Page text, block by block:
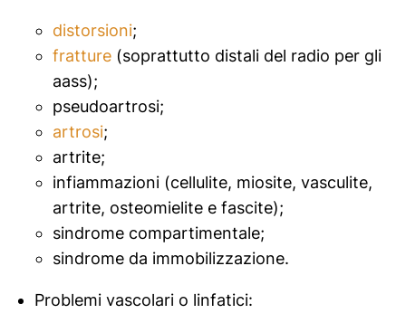
distorsioni;
fratture(soprattutto distali del radio per gli
aass);
pseudoartrosi;
artrosi;
artrite;
infiammazioni (cellulite, miosite, vasculite,
artrite, osteomielite e fascite);
sindrome compartimentale;
sindrome da immobilizzazione.
Problemi vascolari o linfatici: